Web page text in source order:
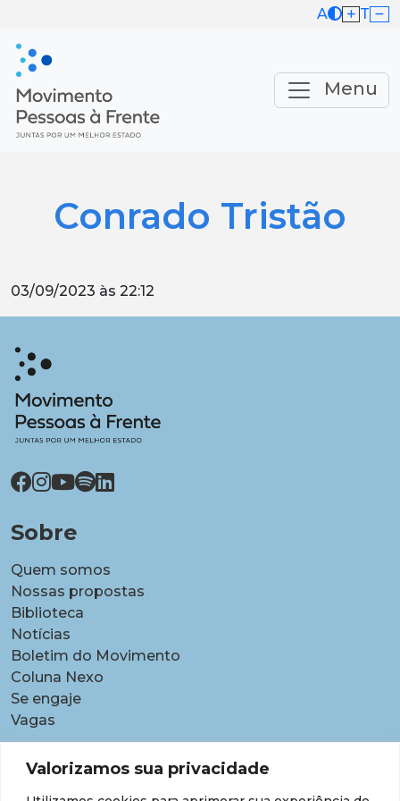
Valorizamos sua privacidade
A T
Menu
Conrado Tristão
03/09/2023 às 22:12
Sobre
Quem somos
Nossas propostas
Biblioteca
Notícias
Boletim do Movimento
Coluna Nexo
Se engaje
Vagas
Pautas
Carreiras